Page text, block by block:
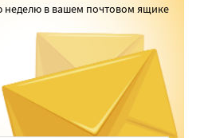
неделю в вашем почтовом ящике